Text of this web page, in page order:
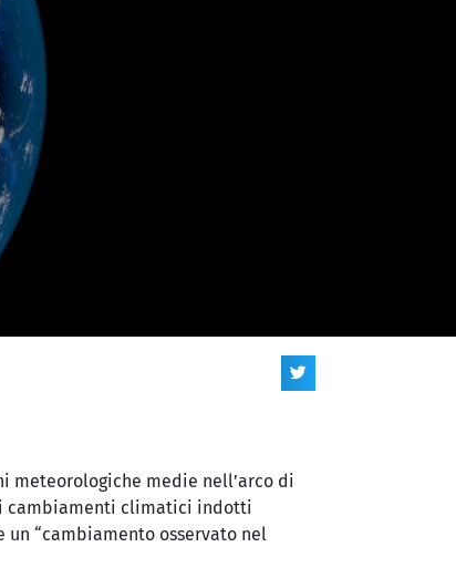
meteorologiche medie nell’arco di
cambiamenti climatici indotti
“cambiamento osservato nel